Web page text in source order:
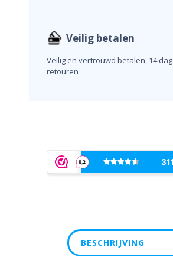
Veilig betalen
Veilig en vertrouwd betalen, 14
retouren
BESCHRIJVING